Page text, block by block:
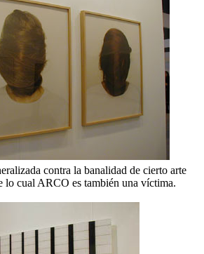
contra la banalidad de cierto arte
lo cual ARCO es también una víctima.